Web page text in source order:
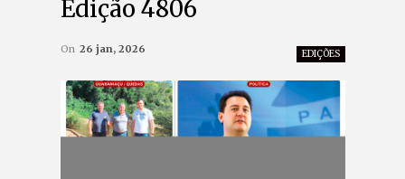
Edição 4806
EDIÇÕES
On 26 jan, 2026